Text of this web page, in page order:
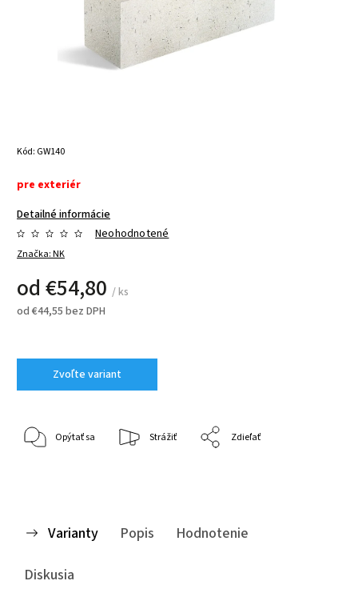
Kód: GW140
pre exteriér
Detailné informácie
Značka:NK
Neohodnotené
od €54,80 / ks
od €44,55 bez DPH
Zvoľte variant
Opýtať sa Strážiť Zdieľať
Varianty Popis
Hodnotenie
Diskusia